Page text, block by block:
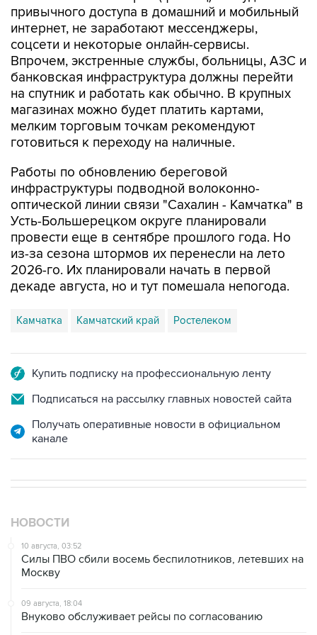
соцсети и некоторые онлайн-сервисы.
Впрочем, экстренные службы, больницы, АЗС и
банковская инфраструктура должны перейти
на спутник и работать как обычно. В крупных
магазинах можно будет платить картами,
мелким торговым точкам рекомендуют
готовиться к переходу на наличные.
Работы по обновлению береговой
оптической линии связи "Сахалин - Камчатка" в
Усть-Большерецком округе планировали
провести еще в сентябре прошлого года. Но
из-за сезона штормов их перенесли на лето
2026-го. Их планировали начать в первой
декаде августа, но и тут помешала непогода.
Камчатка Камчатский край Ростелеком
Подписаться на рассылку главных новостей сайта
Получать оперативные новости в официальном
10 августа, 03:52
Силы ПВО сбили восемь беспилотников, летевших на
Москву
09 августа, 18:04
09 августа, 16:36